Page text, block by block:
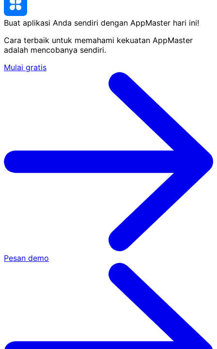
Buat aplikasi Anda sendiri dengan AppMaster hari ini!
Cara terbaik untuk memahami kekuatan AppMaster
adalah mencobanya sendiri.
Mulai gratis
Pesan demo